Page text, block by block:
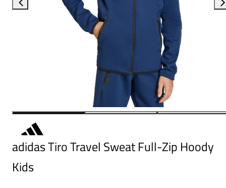
adidas Tiro Travel Sweat Full-Zip Hoody
Kids